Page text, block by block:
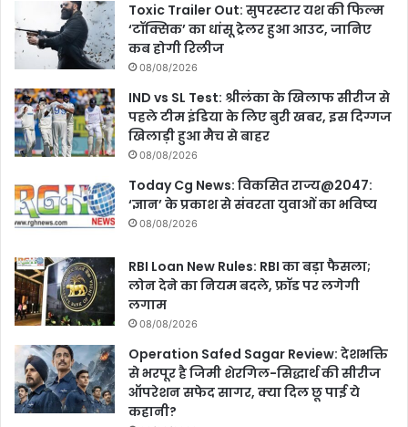
Toxic Trailer Out: सुपरस्टार यश की फिल्म
‘टॉक्सिक’ का धांसू ट्रेलर हुआ आउट, जानिए
कब होगी रिलीज
08/08/2026
IND vs SL Test: श्रीलंका के खिलाफ सीरीज से
पहले टीम इंडिया के लिए बुरी खबर, इस दिग्गज
खिलाड़ी हुआ मैच से बाहर
08/08/2026
Today Cg News: विकसित राज्य@2047:
‘ज्ञान’ के प्रकाश से संवरता युवाओं का भविष्य
08/08/2026
RBI Loan New Rules: RBI का बड़ा फैसला;
लोन देने का न‍ियम बदले, फ्रॉड पर लगेगी
लगाम
08/08/2026
Operation Safed Sagar Review: देशभक्ति
से भरपूर है जिमी शेरगिल-सिद्धार्थ की सीरीज
ऑपरेशन सफेद सागर, क्या दिल छू पाई ये
कहानी?